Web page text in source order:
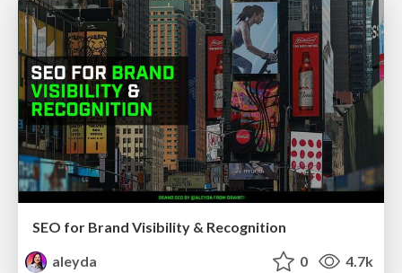
SEO for Brand Visibility & Recognition
aleyda
0 4.7k